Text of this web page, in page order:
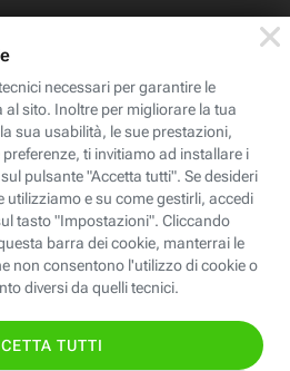
futuro
12878470157